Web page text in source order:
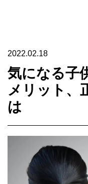
2022.02.18
気になる子
メリット、
は